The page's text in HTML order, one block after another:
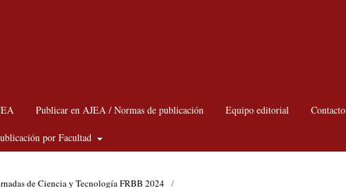
Publicar en AJEA / Normas de publicación Equipo editorial Contacto
por Facultad
de Ciencia y Tecnología FRBB 2024 /